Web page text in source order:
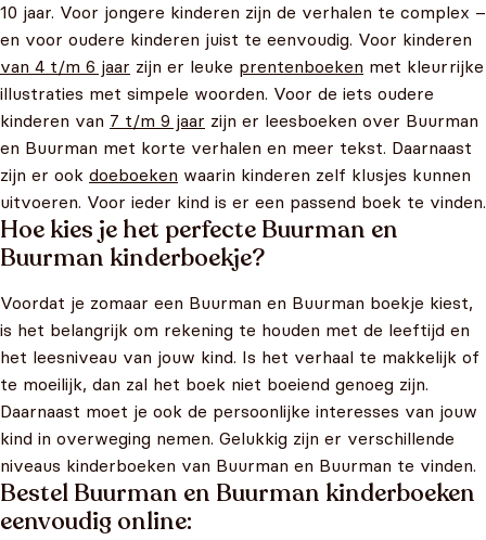
10 jaar. Voor jongere kinderen zijn de verhalen te complex –
en voor oudere kinderen juist te eenvoudig. Voor kinderen
van 4 t/m 6 jaar zijn er leuke prentenboeken met kleurrijke
illustraties met simpele woorden. Voor de iets oudere
kinderen van 7 t/m 9 jaar zijn er leesboeken over Buurman
en Buurman met korte verhalen en meer tekst. Daarnaast
zijn er ook doeboeken waarin kinderen zelf klusjes kunnen
uitvoeren. Voor ieder kind is er een passend boek te vinden.
Hoe kies je het perfecte Buurman en
Buurman kinderboekje?
Voordat je zomaar een Buurman en Buurman boekje kiest,
is het belangrijk om rekening te houden met de leeftijd en
het leesniveau van jouw kind. Is het verhaal te makkelijk of
te moeilijk, dan zal het boek niet boeiend genoeg zijn.
Daarnaast moet je ook de persoonlijke interesses van jouw
kind in overweging nemen. Gelukkig zijn er verschillende
niveaus kinderboeken van Buurman en Buurman te vinden.
Bestel Buurman en Buurman kinderboeken
eenvoudig online: